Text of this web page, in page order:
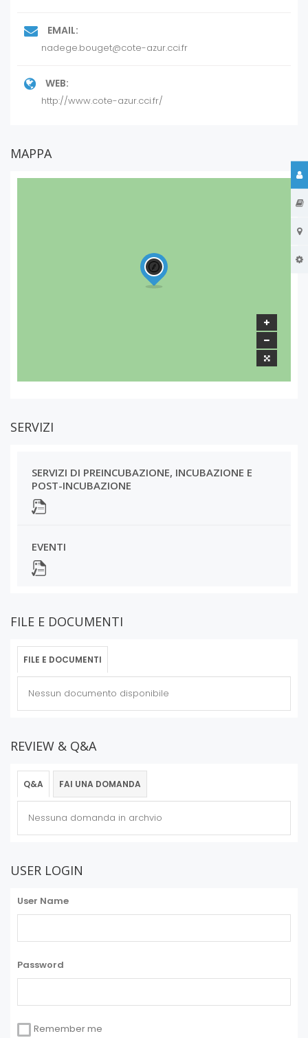
competitività
F0ormare per migliorare i risultati delle imprese
Promuovere e sostenere l’attività economica
EMAIL:
nadege.bouget@cote-azur.cci.fr
WEB:
http://www.cote-azur.cci.fr/
MAPPA
SERVIZI
SERVIZI DI PREINCUBAZIONE, INCUBAZIONE E
POST-INCUBAZIONE
EVENTI
FILE E DOCUMENTI
FILE E DOCUMENTI
Nessun documento disponibile
REVIEW & Q&A
Q&A FAI UNA DOMANDA
Nessuna domanda in archvio
USER LOGIN
User Name
Password
Remember me